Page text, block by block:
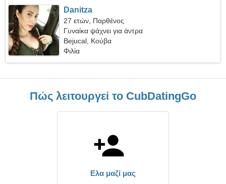
Danitza
27 ετών, Παρθένος
Γυναίκα ψάχνει για άντρα
Bejucal, Κούβα
Φιλία
Πώς λειτουργεί το CubDatingGo
Ελα μαζί μας